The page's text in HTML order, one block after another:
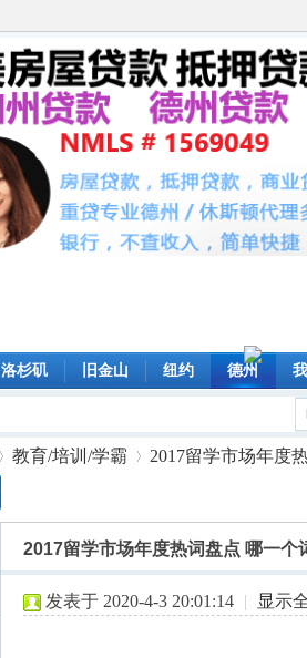
洛杉矶 旧金山 纽约 德州
教育/培训/学霸
›
2017留学市场年度
2017留学市场年度热词盘点 哪一个
发表于 2020-4-3 20:01:14 | 显示